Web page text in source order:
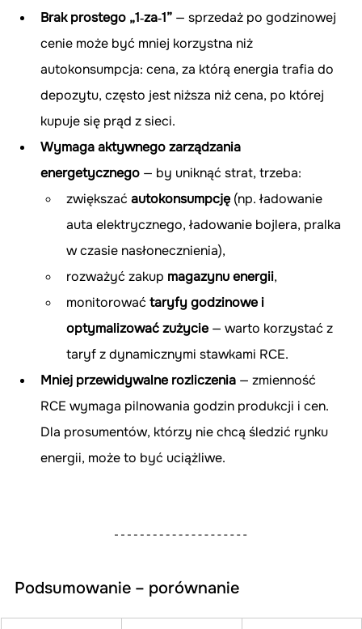
Brak prostego „1‑za‑1” — sprzedaż po godzinowej
cenie może być mniej korzystna niż
autokonsumpcja: cena, za którą energia trafia do
depozytu, często jest niższa niż cena, po której
kupuje się prąd z sieci.
Wymaga aktywnego zarządzania
energetycznego — by uniknąć strat, trzeba:
zwiększać autokonsumpcję (np. ładowanie
auta elektrycznego, ładowanie bojlera, pralka
w czasie nasłonecznienia),
rozważyć zakup magazynu energii,
monitorować taryfy godzinowe i
optymalizować zużycie — warto korzystać z
taryf z dynamicznymi stawkami RCE.
Mniej przewidywalne rozliczenia — zmienność
RCE wymaga pilnowania godzin produkcji i cen.
Dla prosumentów, którzy nie chcą śledzić rynku
energii, może to być uciążliwe.
Podsumowanie – porównanie